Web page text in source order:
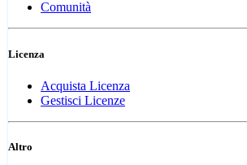
Comunità
Licenza
Acquista Licenza
Gestisci Licenze
Altro